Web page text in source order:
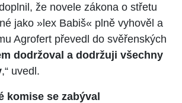
že novele zákona o střetu
jako »lex Babiš« plně vyhověl a
Agrofert převedl do svěřenských
dodržoval a dodržuji všechny
,“ uvedl.
komise se zabýval